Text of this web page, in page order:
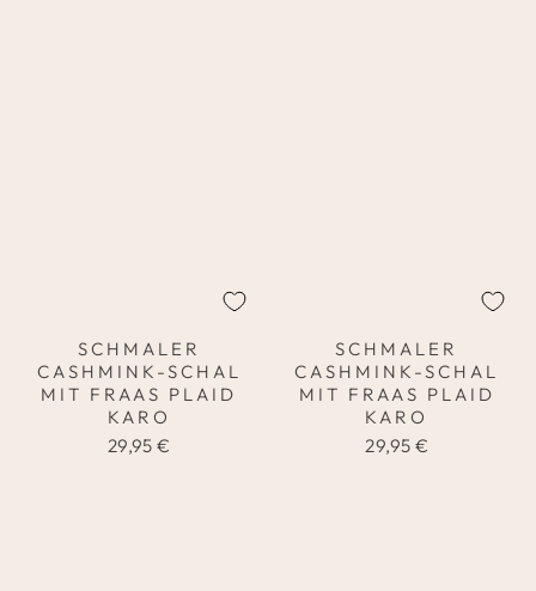
SCHMALER
CASHMINK-SCHAL
MIT FRAAS PLAID
KARO
29,95 €
SCHMALER
CASHMINK-SCHAL
MIT FRAAS PLAID
KARO
29,95 €